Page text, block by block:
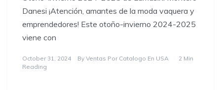
Danesi ¡Atención, amantes de la moda vaquera y
emprendedores! Este otoño-invierno 2024-2025
viene con
October 31, 2024 By Ventas Por Catalogo En USA
2 Min
Reading